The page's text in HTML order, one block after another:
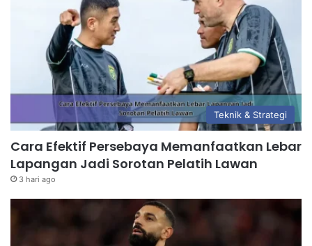
Teknik & Strategi
Cara Efektif Persebaya Memanfaatkan Lebar
Lapangan Jadi Sorotan Pelatih Lawan
3 hari ago